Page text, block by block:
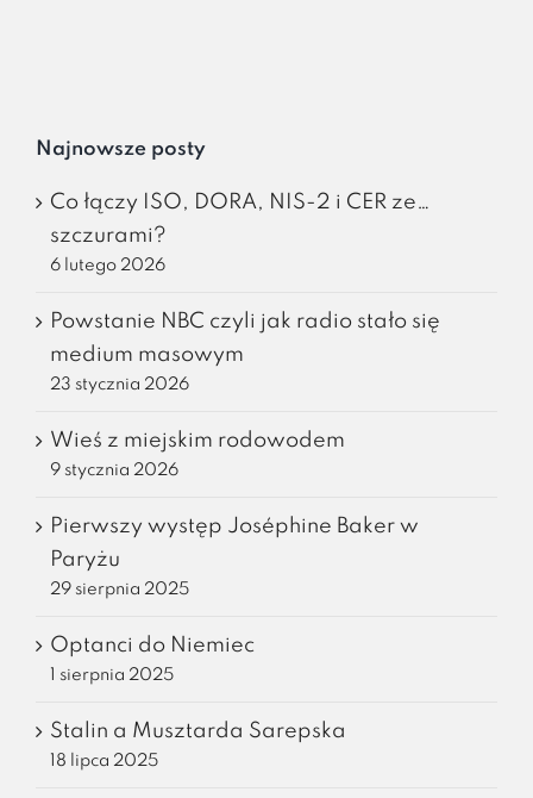
Najnowsze posty
Co łączy ISO, DORA, NIS-2 i CER ze…
szczurami?
6 lutego 2026
Powstanie NBC czyli jak radio stało się
medium masowym
23 stycznia 2026
Wieś z miejskim rodowodem
9 stycznia 2026
Pierwszy występ Joséphine Baker w
Paryżu
29 sierpnia 2025
Optanci do Niemiec
1 sierpnia 2025
Stalin a Musztarda Sarepska
18 lipca 2025